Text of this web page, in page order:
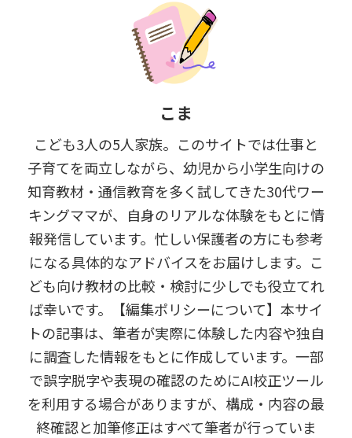
こま
こども3人の5人家族。このサイトでは仕事と
子育てを両立しながら、幼児から小学生向けの
知育教材・通信教育を多く試してきた30代ワー
キングママが、自身のリアルな体験をもとに情
報発信しています。忙しい保護者の方にも参考
になる具体的なアドバイスをお届けします。こ
ども向け教材の比較・検討に少しでも役立てれ
ば幸いです。【編集ポリシーについて】本サイ
トの記事は、筆者が実際に体験した内容や独自
に調査した情報をもとに作成しています。一部
で誤字脱字や表現の確認のためにAI校正ツール
を利用する場合がありますが、構成・内容の最
終確認と加筆修正はすべて筆者が行っていま